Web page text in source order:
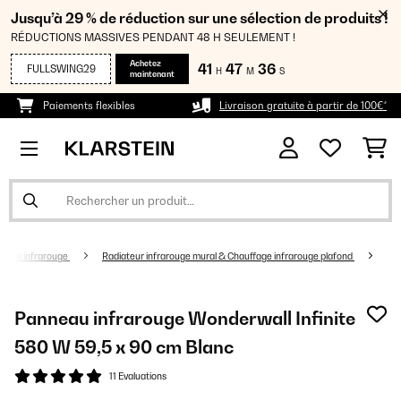
Jusqu’à 29 % de réduction sur une sélection de produits !
RÉDUCTIONS MASSIVES PENDANT 48 H SEULEMENT !
FULLSWING29
Achetez
maintenant
41 H 47 M 36 S
Paiements flexibles Livraison gratuite à partir de 100€*
infrarouge Radiateur infrarouge mural & Chauffage infrarouge plafond
Panneau infrarouge Wonderwall Infinite
580 W 59,5 x 90 cm Blanc
11 Evaluations